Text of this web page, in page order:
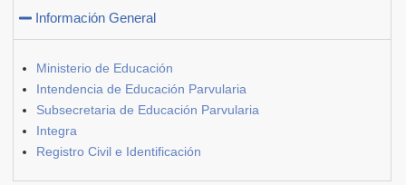
Información General
Ministerio de Educación
Intendencia de Educación Parvularia
Subsecretaria de Educación Parvularia
Integra
Registro Civil e Identificación